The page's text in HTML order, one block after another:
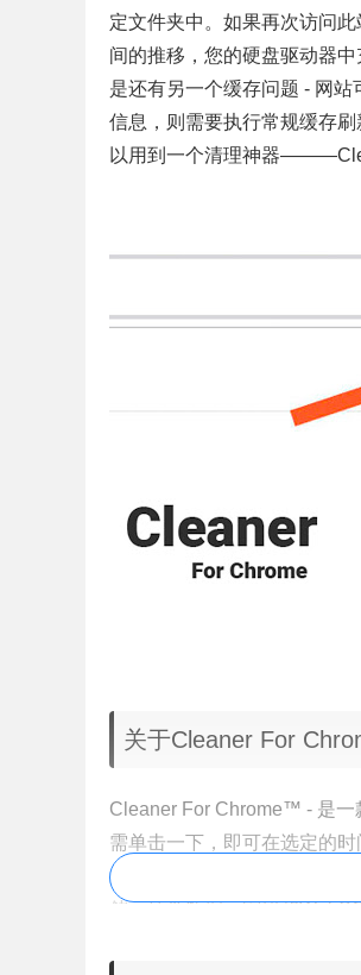
定文件夹中。如果再次访问
间的推移，您的硬盘驱动器
是还有另一个缓存问题 - 网
信息，则需要执行常规缓存
以用到一个清理神器
关于Cleaner For
Cleaner For Chrome™ - 是一
需单击一下，即可在选定的
的数据和数量，包括：应用
储，插件数据，密码和